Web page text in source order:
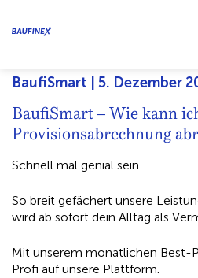
BaufiSmart | 5. Dezember
BaufiSmart – Wie kann
Provisionsabrechnung
Schnell mal genial sein.
So breit gefächert unsere
wird ab sofort dein Alltag als
Mit unserem monatlichen Best-
Profi auf unsere Plattform.